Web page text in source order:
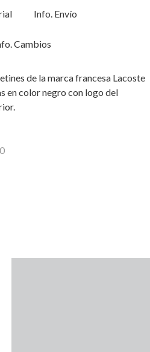
Info. Envío
Cambios
de la marca francesa Lacoste
en color negro con logo del